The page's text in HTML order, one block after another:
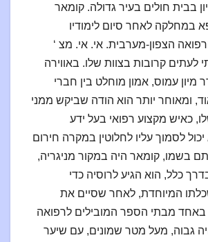
בבית חולים בעיר גדולה. קומאר
במחלקה לאחר סיום לימודיו
הצפון-מערבית. אי. אי. מצ ‘
לעתים קרובות בצוות שלו. באווירה
עמוס, אמון מוחלט בין חברי
ומאוחר יותר הוא הודה שביקש ממני
כאיש מקצוע רפואי בעל ידע
בשמו, קומאר היה במקור מניגריה,
כלל, הוא הגיע לרוסיה כדי
המיוחדת, לאחר שסיים את
באחד מבתי הספר המובילים לרפואה
גבוה, מעל מטר שמונים, עם שיער